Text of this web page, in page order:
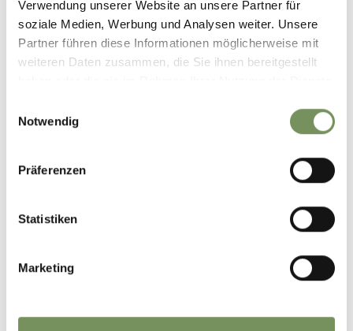
Verwendung unserer Website an unsere Partner für
soziale Medien, Werbung und Analysen weiter. Unsere
Partner führen diese Informationen möglicherweise mit
weiteren Daten zusammen, die Sie ihnen bereitgestellt
Notwendig
Präferenzen
Statistiken
Marketing
+
−